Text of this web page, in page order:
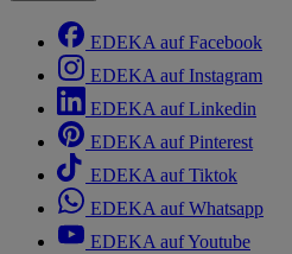
EDEKA auf Facebook
EDEKA auf Instagram
EDEKA auf Linkedin
EDEKA auf Pinterest
EDEKA auf Tiktok
EDEKA auf Whatsapp
EDEKA auf Youtube